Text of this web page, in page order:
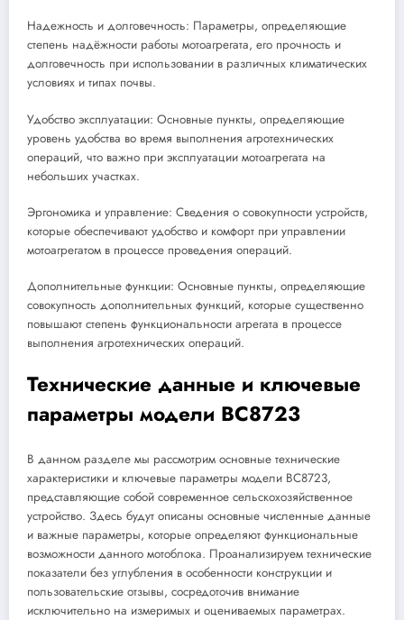
Надежность и долговечность: Параметры, определяющие
степень надёжности работы мотоагрегата, его прочность и
долговечность при использовании в различных климатических
условиях и типах почвы.
Удобство эксплуатации: Основные пункты, определяющие
уровень удобства во время выполнения агротехнических
операций, что важно при эксплуатации мотоагрегата на
небольших участках.
Эргономика и управление: Сведения о совокупности устройств,
которые обеспечивают удобство и комфорт при управлении
мотоагрегатом в процессе проведения операций.
Дополнительные функции: Основные пункты, определяющие
совокупность дополнительных функций, которые существенно
повышают степень функциональности агрегата в процессе
выполнения агротехнических операций.
Технические данные и ключевые
параметры модели BC8723
В данном разделе мы рассмотрим основные технические
характеристики и ключевые параметры модели BC8723,
представляющие собой современное сельскохозяйственное
устройство. Здесь будут описаны основные численные данные
и важные параметры, которые определяют функциональные
возможности данного мотоблока. Проанализируем технические
показатели без углубления в особенности конструкции и
пользовательские отзывы, сосредоточив внимание
исключительно на измеримых и оцениваемых параметрах.